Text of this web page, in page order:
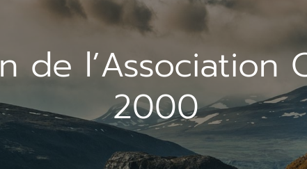
de l’Association
2000